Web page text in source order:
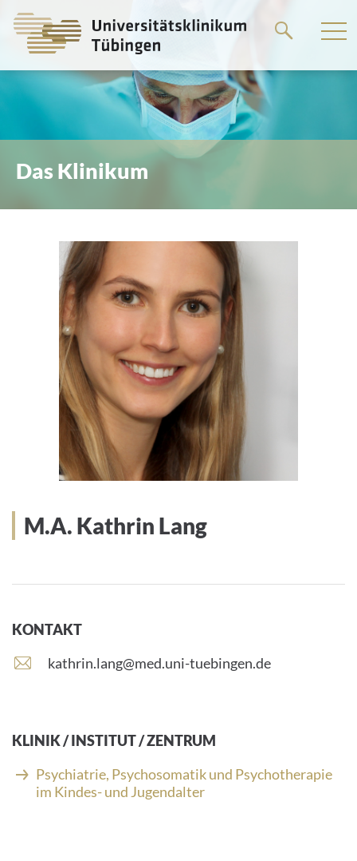
zum
Das Klinikum
M.A. Kathrin Lang
KONTAKT
E
i
l
A
d
kathrin.lang@med.uni-tuebingen.de
KLINIK / INSTITUT / ZENTRUM
Psychiatrie, Psychosomatik und Psychotherapie
im Kindes- und Jugendalter